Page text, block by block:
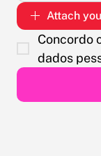
Attach
Concordo
dados